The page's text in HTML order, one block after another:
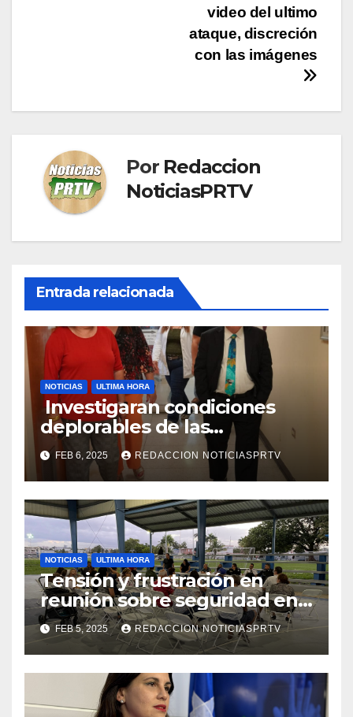
video del ultimo
ataque, discreción
con las imágenes
Por Redaccion
NoticiasPRTV
Entrada relacionada
NOTICIAS ULTIMA HORA
Investigaran condiciones
deplorables de las
facilidades el Departamento
de la Salud en Mayagüez
FEB 6, 2025 REDACCION NOTICIASPRTV
NOTICIAS ULTIMA HORA
Tensión y frustración en
reunión sobre seguridad en
Reparto Metropolitano
FEB 5, 2025 REDACCION NOTICIASPRTV